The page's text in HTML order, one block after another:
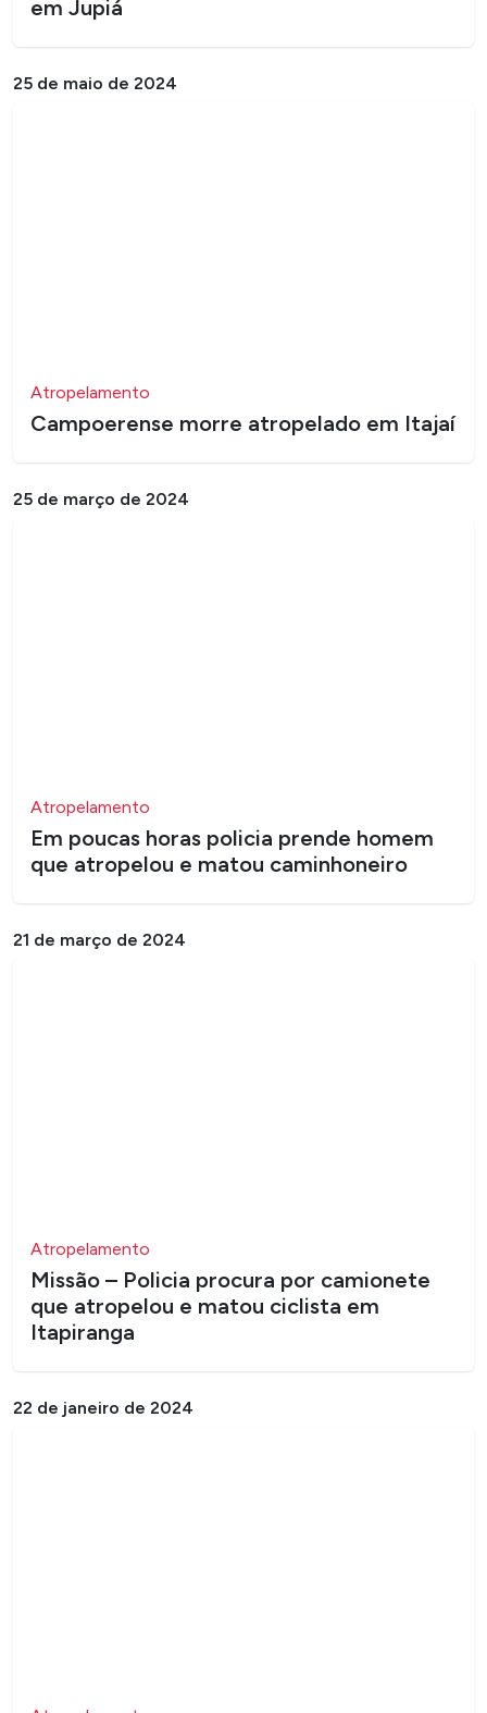
em Jupiá
25 de maio de 2024
Atropelamento
​Campoerense morre atropelado em Itajaí
25 de março de 2024
Atropelamento
Em poucas horas policia prende homem
que atropelou e matou caminhoneiro
21 de março de 2024
Atropelamento
Missão – Policia procura por camionete
que atropelou e matou ciclista em
Itapiranga
22 de janeiro de 2024